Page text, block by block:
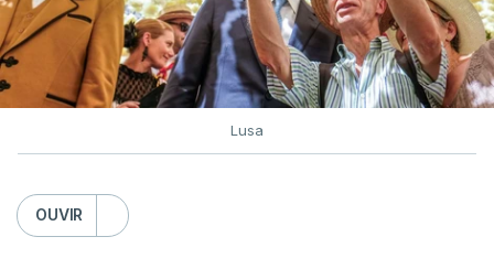
Lusa
OUVIR